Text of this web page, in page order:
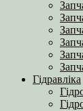
Гідравліка